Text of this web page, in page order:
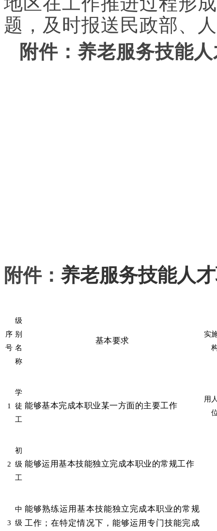
题，及时报送民政部、
附件：养老服务技能
附件：养老服务技能人
序
号
级
别
名
称
基本要求
实
1
学
徒
工
能够基本完成本职业某一方面的主要工作
用
2
初
级
工
能够运用基本技能独立完成本职业的常规工作
3
中
级
能够熟练运用基本技能独立完成本职业的常规
工作；在特定情况下，能够运用专门技能完成